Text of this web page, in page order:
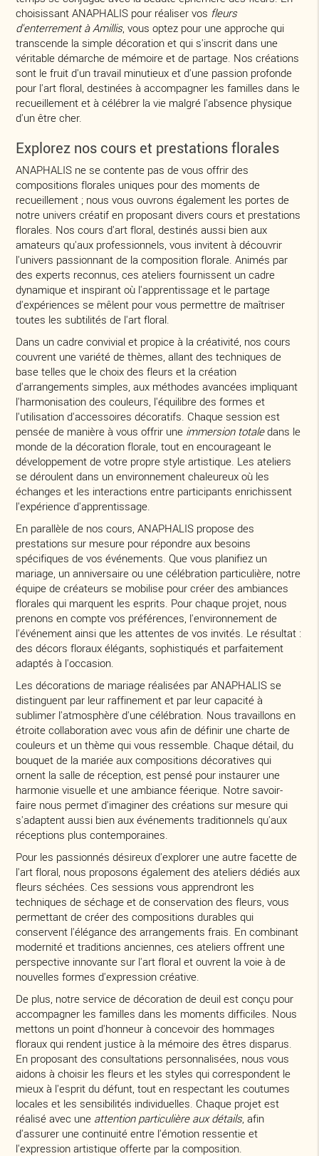
choisissant ANAPHALIS pour réaliser vos fleurs
d'enterrement à Amillis, vous optez pour une approche qui
transcende la simple décoration et qui s'inscrit dans une
véritable démarche de mémoire et de partage. Nos créations
sont le fruit d'un travail minutieux et d'une passion profonde
pour l'art floral, destinées à accompagner les familles dans le
recueillement et à célébrer la vie malgré l'absence physique
d'un être cher.
Explorez nos cours et prestations florales
ANAPHALIS ne se contente pas de vous offrir des
compositions florales uniques pour des moments de
recueillement ; nous vous ouvrons également les portes de
notre univers créatif en proposant divers cours et prestations
florales. Nos cours d'art floral, destinés aussi bien aux
amateurs qu'aux professionnels, vous invitent à découvrir
l'univers passionnant de la composition florale. Animés par
des experts reconnus, ces ateliers fournissent un cadre
dynamique et inspirant où l'apprentissage et le partage
d'expériences se mêlent pour vous permettre de maîtriser
toutes les subtilités de l'art floral.
Dans un cadre convivial et propice à la créativité, nos cours
couvrent une variété de thèmes, allant des techniques de
base telles que le choix des fleurs et la création
d'arrangements simples, aux méthodes avancées impliquant
l'harmonisation des couleurs, l'équilibre des formes et
l'utilisation d'accessoires décoratifs. Chaque session est
pensée de manière à vous offrir une immersion totaledans le
monde de la décoration florale, tout en encourageant le
développement de votre propre style artistique. Les ateliers
se déroulent dans un environnement chaleureux où les
échanges et les interactions entre participants enrichissent
l'expérience d'apprentissage.
En parallèle de nos cours, ANAPHALIS propose des
prestations sur mesure pour répondre aux besoins
spécifiques de vos événements. Que vous planifiez un
mariage, un anniversaire ou une célébration particulière, notre
équipe de créateurs se mobilise pour créer des ambiances
florales qui marquent les esprits. Pour chaque projet, nous
prenons en compte vos préférences, l'environnement de
l'événement ainsi que les attentes de vos invités. Le résultat :
des décors floraux élégants, sophistiqués et parfaitement
adaptés à l'occasion.
Les décorations de mariage réalisées par ANAPHALIS se
distinguent par leur raffinement et par leur capacité à
sublimer l'atmosphère d'une célébration. Nous travaillons en
étroite collaboration avec vous afin de définir une charte de
couleurs et un thème qui vous ressemble. Chaque détail, du
bouquet de la mariée aux compositions décoratives qui
ornent la salle de réception, est pensé pour instaurer une
harmonie visuelle et une ambiance féerique. Notre savoir-
faire nous permet d'imaginer des créations sur mesure qui
s'adaptent aussi bien aux événements traditionnels qu'aux
réceptions plus contemporaines.
Pour les passionnés désireux d'explorer une autre facette de
l'art floral, nous proposons également des ateliers dédiés aux
fleurs séchées. Ces sessions vous apprendront les
techniques de séchage et de conservation des fleurs, vous
permettant de créer des compositions durables qui
conservent l'élégance des arrangements frais. En combinant
modernité et traditions anciennes, ces ateliers offrent une
perspective innovante sur l'art floral et ouvrent la voie à de
nouvelles formes d'expression créative.
De plus, notre service de décoration de deuil est conçu pour
accompagner les familles dans les moments difficiles. Nous
mettons un point d'honneur à concevoir des hommages
floraux qui rendent justice à la mémoire des êtres disparus.
En proposant des consultations personnalisées, nous vous
aidons à choisir les fleurs et les styles qui correspondent le
mieux à l'esprit du défunt, tout en respectant les coutumes
locales et les sensibilités individuelles. Chaque projet est
réalisé avec une attention particulière aux détails, afin
d'assurer une continuité entre l'émotion ressentie et
l'expression artistique offerte par la composition.